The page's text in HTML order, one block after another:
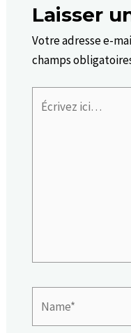
Laisser
Votre adresse e-
champs
Écrivez
ici…